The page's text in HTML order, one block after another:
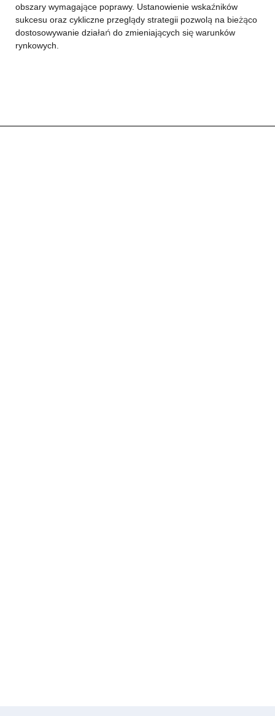
obszary wymagające poprawy. Ustanowienie wskaźników
sukcesu oraz cykliczne przeglądy strategii pozwolą na bieżąco
dostosowywanie działań do zmieniających się warunków
rynkowych.